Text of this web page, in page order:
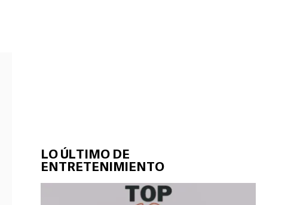
LO ÚLTIMO DE
ENTRETENIMIENTO